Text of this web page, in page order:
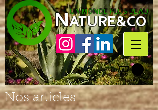
NATURE&CO
UN MONDE PLUS BEAU
Nos articles